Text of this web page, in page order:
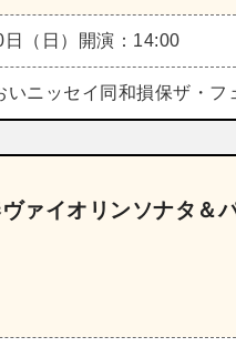
（日） 開演：14:00
いニッセイ同和損保ザ・フ
ァイオリンソナタ＆